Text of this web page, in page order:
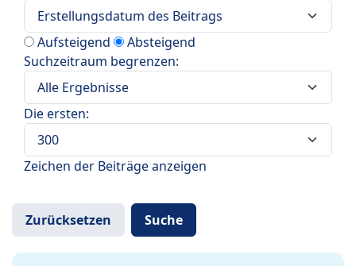
Aufsteigend
Absteigend
Suchzeitraum begrenzen:
Die ersten:
Zeichen der Beiträge anzeigen